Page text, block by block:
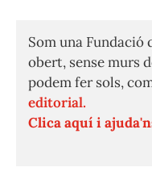
Som una Fundació
obert, sense murs
podem fer sols,
editorial.
Clica aquí i